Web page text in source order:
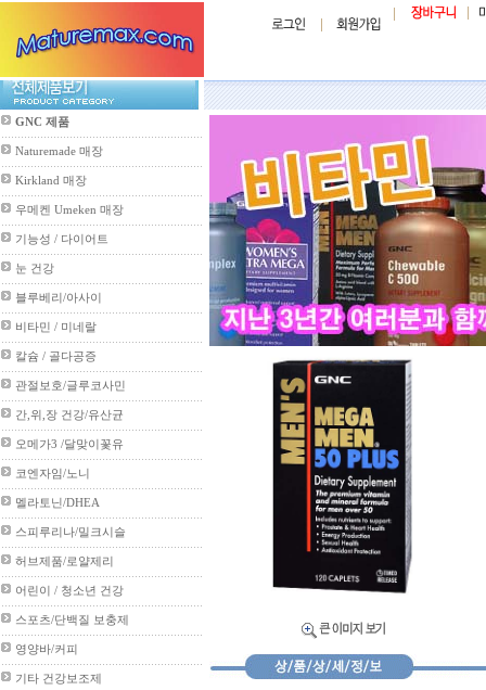
GNC 제품
Naturemade 매장
Kirkland 매장
우메켄 Umeken 매장
기능성 / 다이어트
눈 건강
블루베리/아사이
비타민 / 미네랄
칼슘 / 골다공증
관절보호/글루코사민
간,위,장 건강/유산균
오메가3 /달맞이꽃유
코엔자임/노니
멜라토닌/DHEA
스피루리나/밀크시슬
허브제품/로얄제리
어린이 / 청소년 건강
스포츠/단백질 보충제
영양바/커피
기타 건강보조제